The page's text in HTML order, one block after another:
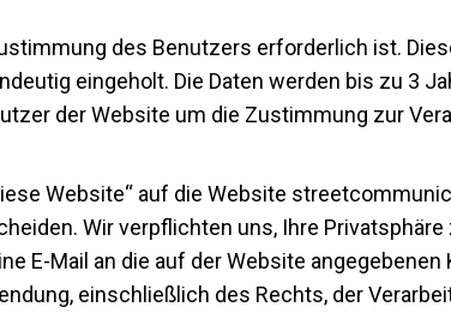
des Benutzers erforderlich ist.
eingeholt. Die Daten werden bis zu 3
der Website um die Zustimmung zur
Website“ auf die Website
Wir verpflichten uns, Ihre
E-Mail an die auf der Website
einschließlich des Rechts, der